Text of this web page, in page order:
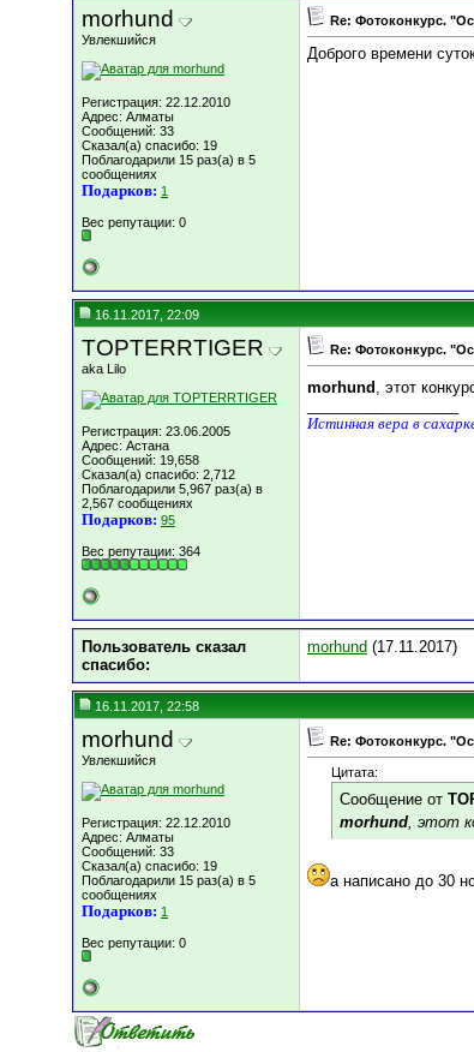
morhund
Увлекшийся
Регистрация: 22.12.2010
Адрес: Алматы
Сообщений: 33
Сказал(а) спасибо: 19
Поблагодарили 15 раз(а) в 5
сообщениях
Подарков: 1
Вес репутации: 0
Re: Фотоконкурс.
Доброго времени
16.11.2017, 22:09
TOPTERRTIGER
aka Lilo
Регистрация: 23.06.2005
Адрес: Астана
Сообщений: 19,658
Сказал(а) спасибо: 2,712
Поблагодарили 5,967 раз(а) в
2,567 сообщениях
Подарков: 95
Вес репутации: 364
Re: Фотоконкурс.
morhund , этот
Истинная вера в
Пользователь сказал
cпасибо:
morhund (17.11.2017)
16.11.2017, 22:58
morhund
Увлекшийся
Регистрация: 22.12.2010
Адрес: Алматы
Сообщений: 33
Сказал(а) спасибо: 19
Поблагодарили 15 раз(а) в 5
сообщениях
Подарков: 1
Вес репутации: 0
Re: Фотоконкурс.
Цитата:
Сообщение от
morhund, этот
а написано до 30